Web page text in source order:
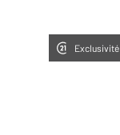
Exclusivité